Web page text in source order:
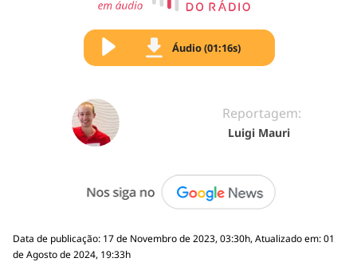
Áudio (01:16s)
Reportagem:
Luigi Mauri
Data de publicação: 17 de Novembro de 2023, 03:30h, Atualizado em: 01
de Agosto de 2024, 19:33h